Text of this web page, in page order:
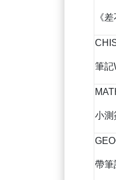
《
筆記
小測
帶筆